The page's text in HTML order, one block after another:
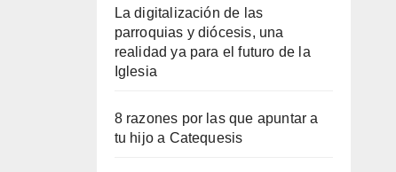
La digitalización de las
parroquias y diócesis, una
realidad ya para el futuro de la
Iglesia
8 razones por las que apuntar a
tu hijo a Catequesis